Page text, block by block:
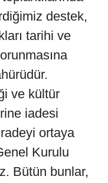
destek,
tarihi ve
ve kültür
iadesi
ortaya
Kurulu
Bütün bunlar,